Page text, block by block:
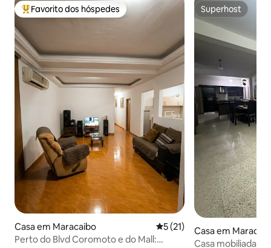
Favoritos dos hóspedes mais apreciados
Favorito dos hóspedes
Casa em Maracaibo Classificação média de 5
5 (21)
Perto do Blvd Coromoto e do Mall:
Superhost
Superhost
Casa em
Casa mobiliada